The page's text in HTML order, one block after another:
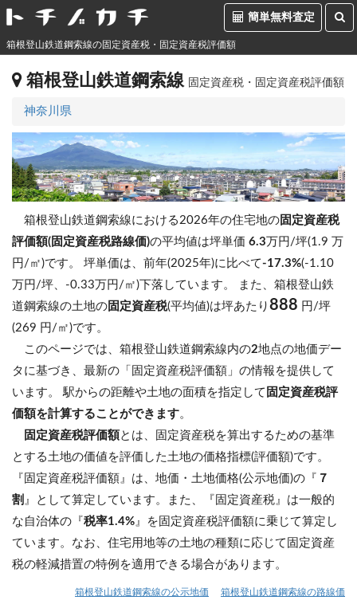
簡単無料査定
箱根登山鉄道鋼索線の固定資産税・固定資産税評価額
箱根登山鉄道鋼索線 固定資産税・固定資産税評価額
神奈川県
箱根登山鉄道鋼索線における2026年の住宅地の 固定資産税
評価額(固定資産税路線価)の平均値は坪単価 6.3万円/坪(1.9 万
円/㎡)です。 坪単価は、前年(2025年)に比べて-17.3%(-1.10
万円/坪、-0.33万円/㎡)下落しています。
また、箱根登山鉄
道鋼索線の土地の 固定資産税(平均値)は坪あたり 888 円/坪
(269 円/㎡)です。
このページでは、箱根登山鉄道鋼索線内の2地点の地価デー
タに基づき、最新の「固定資産税評価額」の情報を提供して
います。 駅からの距離や土地の面積を指定して 固定資産税評
価額を計算することができます。
固定資産税評価額とは、固定資産税を算出するための基準
とする土地の価値を評価した土地の価格指標(評価額)です。
『固定資産税評価額』は、地価・土地価格(公示地価)の『 ７
割 』として算定しています。また、『固定資産税』は一般的
な自治体の『税率1.4% 』を固定資産税評価額に乗じて算定し
ています。なお、住宅用地等の土地の種類に応じて固定資産
税の軽減措置の特例を適用できる場合があります。
箱根登山鉄道鋼索線の公示地価 箱根登山鉄道鋼索線の路線価